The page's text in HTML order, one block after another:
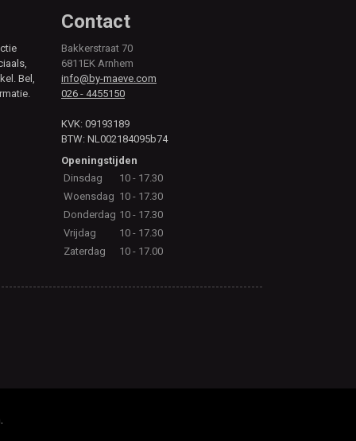
Bel,
Contact
Bakkerstraat 70
6811EK Arnhem
info@by-maeve.com
026 - 4455150
KVK: 09193189
BTW: NL002184095b74
Openingstijden
Dinsdag
10 - 17.30
Woensdag 10 - 17.30
Donderdag 10 - 17.30
Vrijdag
10 - 17.30
Zaterdag
10 - 17.00